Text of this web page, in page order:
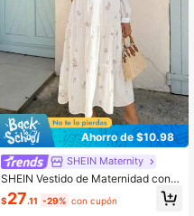
Ahorro de $10.98
SHEIN Maternity
SHEIN Vestido de Maternidad con E
stampado Floral, Botones y Media A
bertura, Manga Larga
$27.11 -29% con cupón